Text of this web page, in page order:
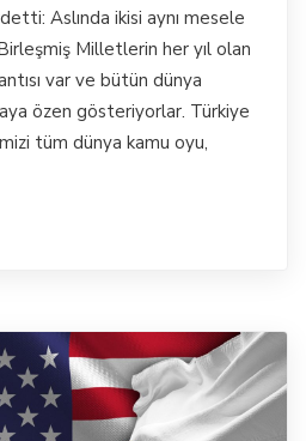
Aslında ikisi aynı mesele
Milletlerin her yıl olan
var ve bütün dünya
özen gösteriyorlar. Türkiye
tüm dünya kamu oyu,